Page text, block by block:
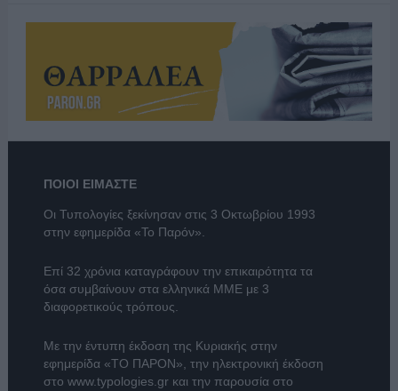
ΠΟΙΟΙ ΕΙΜΑΣΤΕ
Οι Τυπολογίες ξεκίνησαν στις 3 Οκτωβρίου 1993
στην εφημερίδα «Το Παρόν».
Επί 32 χρόνια καταγράφουν την επικαιρότητα τα
όσα συμβαίνουν στα ελληνικά ΜΜΕ με 3
διαφορετικούς τρόπους.
Με την έντυπη έκδοση της Κυριακής στην
εφημερίδα «ΤΟ ΠΑΡΟΝ», την ηλεκτρονική έκδοση
στο www.typologies.grκαι την παρουσία στο